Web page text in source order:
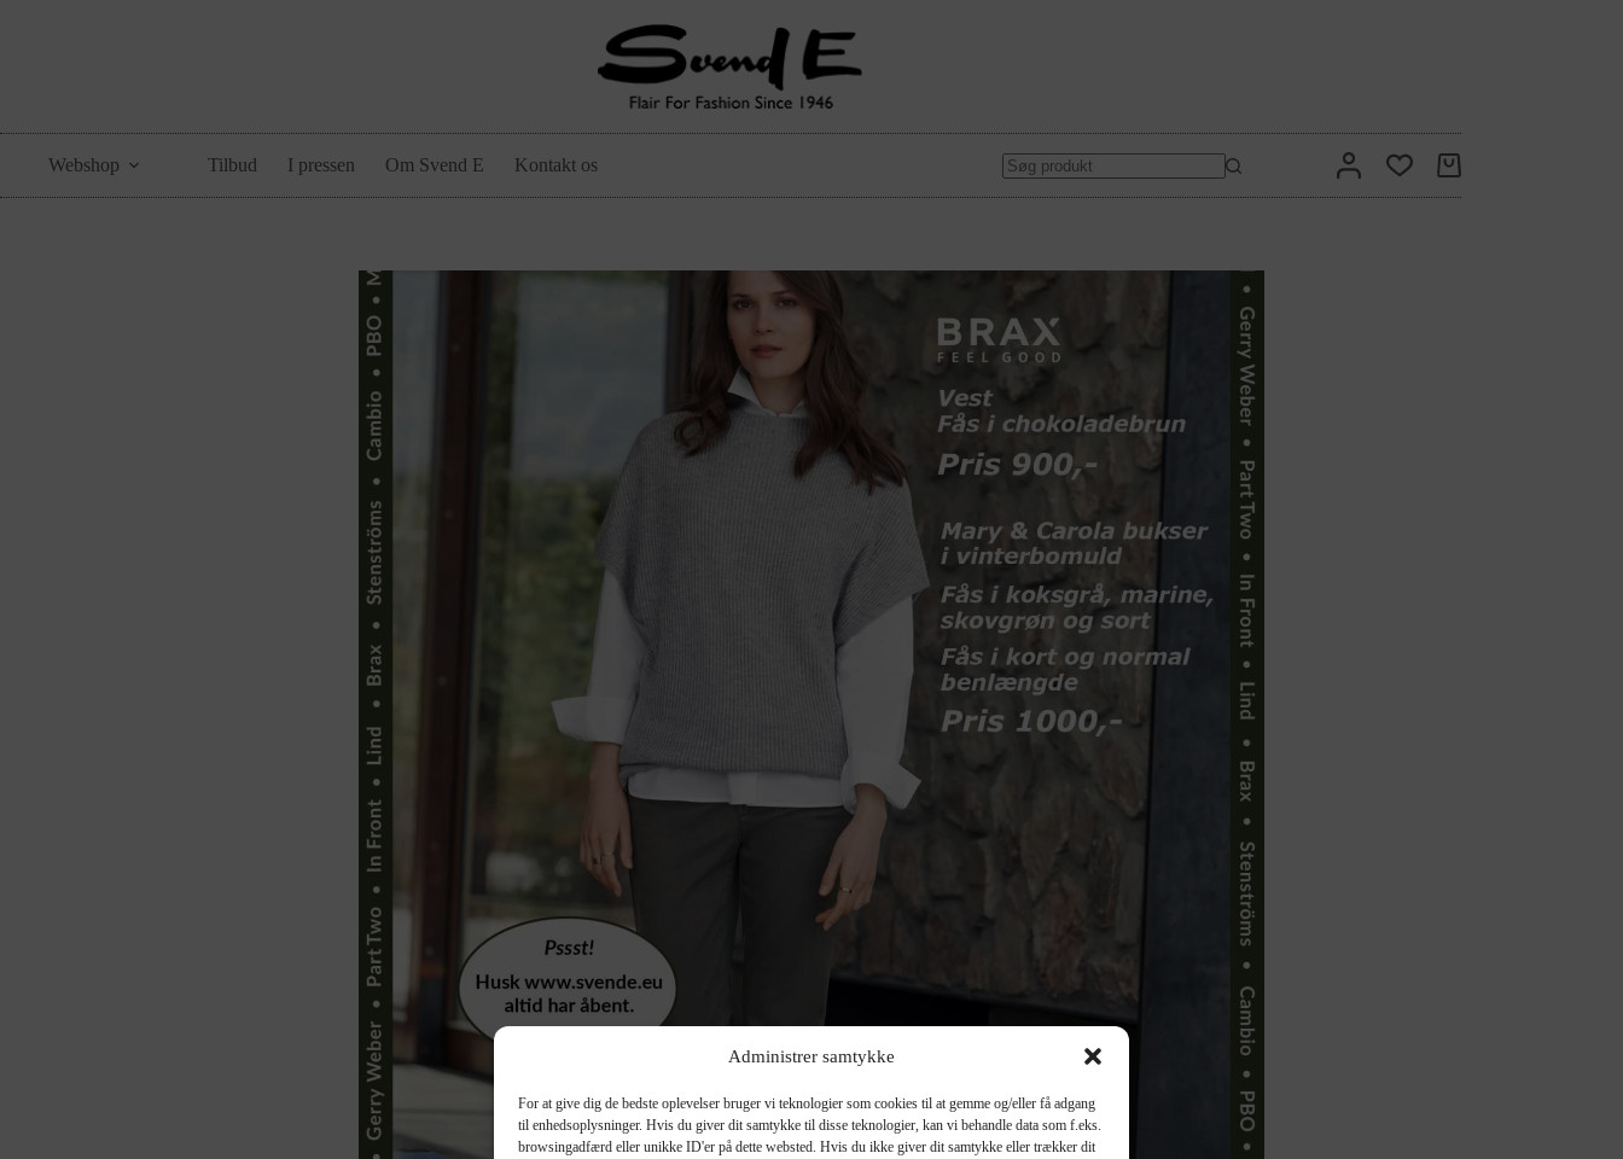
Administrer samtykke
For at give dig de bedste oplevelser bruger vi teknologier som cookies til at gemme og/eller få adgang
til enhedsoplysninger. Hvis du giver dit samtykke til disse teknologier, kan vi behandle data som f.eks.
browsingadfærd eller unikke ID'er på dette websted. Hvis du ikke giver dit samtykke eller trækker dit
Webshop Tilbud I pressen Om Svend E Kontakt os